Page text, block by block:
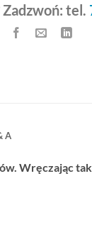
tel.
A
Wręczając